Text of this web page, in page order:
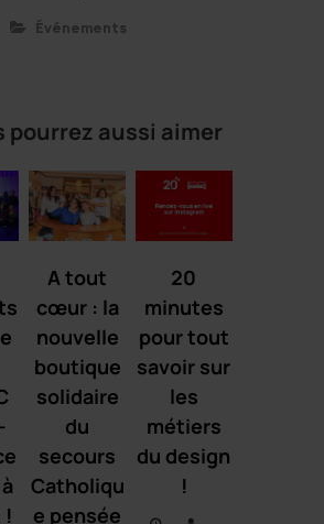
Événements
pourrez aussi aimer
A tout
cœur : la
nouvelle
boutique
solidaire
du
secours
Catholiqu
e pensée
20
minutes
pour tout
savoir sur
les
métiers
du design
!